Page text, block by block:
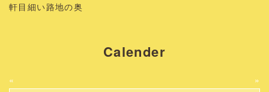
軒目細い路地の奥
Calender
«
»